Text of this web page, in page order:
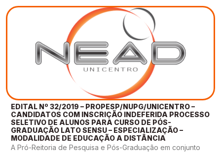
EDITAL Nº 32/2019 – PROPESP/NUPG/UNICENTRO –
CANDIDATOS COM INSCRIÇÃO INDEFERIDA PROCESSO
SELETIVO DE ALUNOS PARA CURSO DE PÓS-
GRADUAÇÃO LATO SENSU – ESPECIALIZAÇÃO –
MODALIDADE DE EDUCAÇÃO A DISTÂNCIA
A Pró-Reitoria de Pesquisa e Pós-Graduação em conjunto